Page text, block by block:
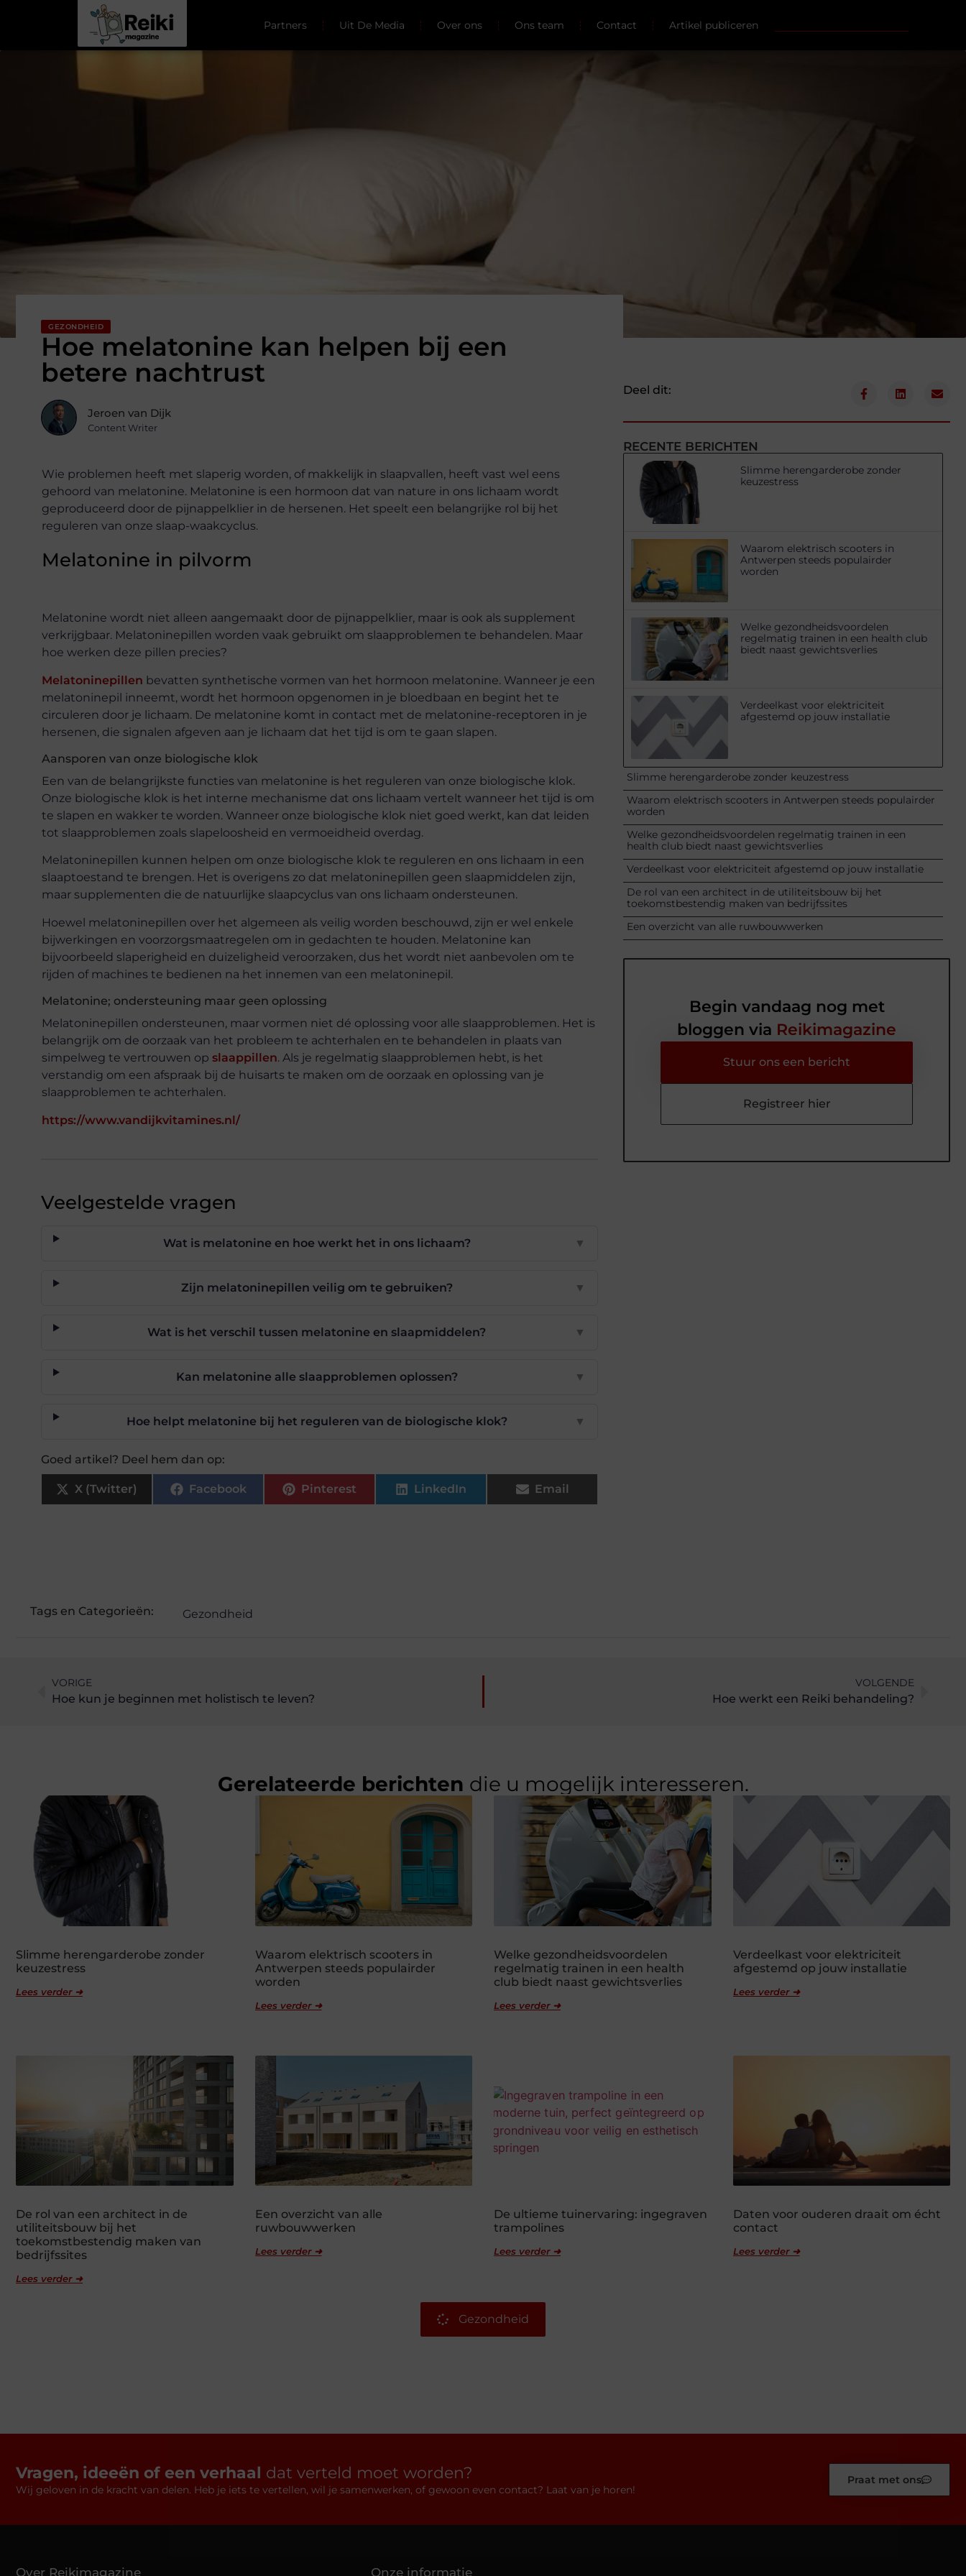
Partners Uit De Media Over ons Ons team Contact Artikel publiceren
GEZONDHEID
Hoe melatonine kan helpen bij een
betere nachtrust
Jeroen van Dijk
Content Writer
Wie problemen heeft met slaperig worden, of makkelijk in slaapvallen, heeft vast wel eens
gehoord van melatonine. Melatonine is een hormoon dat van nature in ons lichaam wordt
geproduceerd door de pijnappelklier in de hersenen. Het speelt een belangrijke rol bij het
reguleren van onze slaap-waakcyclus.
Melatonine in pilvorm
Melatonine wordt niet alleen aangemaakt door de pijnappelklier, maar is ook als supplement
verkrijgbaar. Melatoninepillen worden vaak gebruikt om slaapproblemen te behandelen. Maar
hoe werken deze pillen precies?
Melatoninepillen bevatten synthetische vormen van het hormoon melatonine. Wanneer je een
melatoninepil inneemt, wordt het hormoon opgenomen in je bloedbaan en begint het te
circuleren door je lichaam. De melatonine komt in contact met de melatonine-receptoren in je
hersenen, die signalen afgeven aan je lichaam dat het tijd is om te gaan slapen.
Aansporen van onze biologische klok
Een van de belangrijkste functies van melatonine is het reguleren van onze biologische klok.
Onze biologische klok is het interne mechanisme dat ons lichaam vertelt wanneer het tijd is om
te slapen en wakker te worden. Wanneer onze biologische klok niet goed werkt, kan dat leiden
tot slaapproblemen zoals slapeloosheid en vermoeidheid overdag.
Melatoninepillen kunnen helpen om onze biologische klok te reguleren en ons lichaam in een
slaaptoestand te brengen. Het is overigens zo dat melatoninepillen geen slaapmiddelen zijn,
maar supplementen die de natuurlijke slaapcyclus van ons lichaam ondersteunen.
Hoewel melatoninepillen over het algemeen als veilig worden beschouwd, zijn er wel enkele
bijwerkingen en voorzorgsmaatregelen om in gedachten te houden. Melatonine kan
bijvoorbeeld slaperigheid en duizeligheid veroorzaken, dus het wordt niet aanbevolen om te
rijden of machines te bedienen na het innemen van een melatoninepil.
Melatonine; ondersteuning maar geen oplossing
Melatoninepillen ondersteunen, maar vormen niet dé oplossing voor alle slaapproblemen. Het is
belangrijk om de oorzaak van het probleem te achterhalen en te behandelen in plaats van
simpelweg te vertrouwen op slaappillen. Als je regelmatig slaapproblemen hebt, is het
verstandig om een afspraak bij de huisarts te maken om de oorzaak en oplossing van je
slaapproblemen te achterhalen.
https://www.vandijkvitamines.nl/
Veelgestelde vragen
Wat is melatonine en hoe werkt het in ons lichaam? ▼
Zijn melatoninepillen veilig om te gebruiken? ▼
Wat is het verschil tussen melatonine en slaapmiddelen? ▼
Kan melatonine alle slaapproblemen oplossen? ▼
Hoe helpt melatonine bij het reguleren van de biologische klok? ▼
Goed artikel? Deel hem dan op:
X (Twitter) Facebook Pinterest LinkedIn Email
Deel dit:
RECENTE BERICHTEN
Slimme herengarderobe zonder
keuzestress
Waarom elektrisch scooters in
Antwerpen steeds populairder
worden
Welke gezondheidsvoordelen
regelmatig trainen in een health club
biedt naast gewichtsverlies
Verdeelkast voor elektriciteit
afgestemd op jouw installatie
Slimme herengarderobe zonder keuzestress
Waarom elektrisch scooters in Antwerpen steeds populairder
worden
Welke gezondheidsvoordelen regelmatig trainen in een
health club biedt naast gewichtsverlies
Verdeelkast voor elektriciteit afgestemd op jouw installatie
De rol van een architect in de utiliteitsbouw bij het
toekomstbestendig maken van bedrijfssites
Een overzicht van alle ruwbouwwerken
Begin vandaag nog met
bloggen via Reikimagazine
Stuur ons een bericht
Registreer hier
Tags en Categorieën: Gezondheid
VORIGE
Hoe kun je beginnen met holistisch te leven?
VOLGENDE
Hoe werkt een Reiki behandeling?
Gerelateerde berichten die u mogelijk interesseren.
Slimme herengarderobe zonder
keuzestress
Lees verder ➜
Waarom elektrisch scooters in
Antwerpen steeds populairder
worden
Lees verder ➜
Welke gezondheidsvoordelen
regelmatig trainen in een health
club biedt naast gewichtsverlies
Lees verder ➜
Verdeelkast voor elektriciteit
afgestemd op jouw installatie
Lees verder ➜
De rol van een architect in de
utiliteitsbouw bij het
toekomstbestendig maken van
bedrijfssites
Lees verder ➜
Een overzicht van alle
ruwbouwwerken
Lees verder ➜
De ultieme tuinervaring: ingegraven
trampolines
Lees verder ➜
Daten voor ouderen draait om écht
contact
Lees verder ➜
Gezondheid
Vragen, ideeën of een verhaal dat verteld moet worden?
Wij geloven in de kracht van delen. Heb je iets te vertellen, wil je samenwerken, of gewoon even contact? Laat van je horen!
Praat met ons
Over Reikimagazine Onze informatie